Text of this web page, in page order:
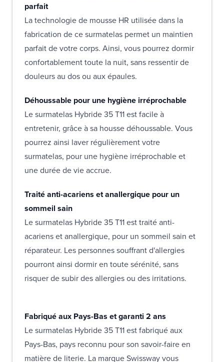
parfait
La technologie de mousse HR utilisée dans la
fabrication de ce surmatelas permet un maintien
parfait de votre corps. Ainsi, vous pourrez dormir
confortablement toute la nuit, sans ressentir de
douleurs au dos ou aux épaules.
Déhoussable pour une hygiène irréprochable
Le surmatelas Hybride 35 T11 est facile à
entretenir, grâce à sa housse déhoussable. Vous
pourrez ainsi laver régulièrement votre
surmatelas, pour une hygiène irréprochable et
une durée de vie accrue.
Traité anti-acariens et anallergique pour un
sommeil sain
Le surmatelas Hybride 35 T11 est traité anti-
acariens et anallergique, pour un sommeil sain et
réparateur. Les personnes souffrant d'allergies
pourront ainsi dormir en toute sérénité, sans
risquer de subir des allergies ou des irritations.
Fabriqué aux Pays-Bas et garanti 2 ans
Le surmatelas Hybride 35 T11 est fabriqué aux
Pays-Bas, pays reconnu pour son savoir-faire en
matière de literie. La marque Swissway vous